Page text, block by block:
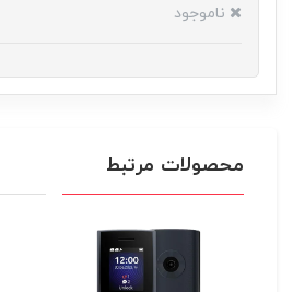
ناموجود
محصولات مرتبط